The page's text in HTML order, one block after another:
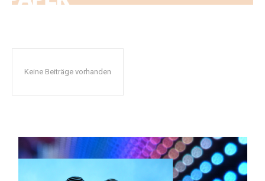
Keine Beiträge vorhanden